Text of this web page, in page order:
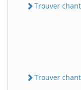
Trouver
Trouver